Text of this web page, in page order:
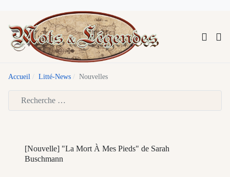
Accueil Litté-News Nouvelles
[Nouvelle] "La Mort À Mes Pieds" de Sarah
Buschmann